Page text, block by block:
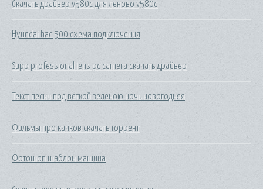
Скачать драйвер v580c для леново v580c
Hyundai hac 500 схема подключения
Supp professional lens pc camera скачать драйвер
Текст песни под веткой зеленою ночь новогодняя
Фильмы про качков скачать торрент
Фотошоп шаблон машина